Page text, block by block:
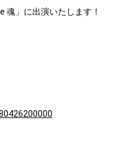
魂」に出演いたします！